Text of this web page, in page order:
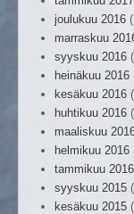
joulukuu 2016
marraskuu
syyskuu 2016
heinäkuu 2016
kesäkuu 2016
huhtikuu 2016
maaliskuu
helmikuu 2016
tammikuu 2016
syyskuu 2015
kesäkuu 2015